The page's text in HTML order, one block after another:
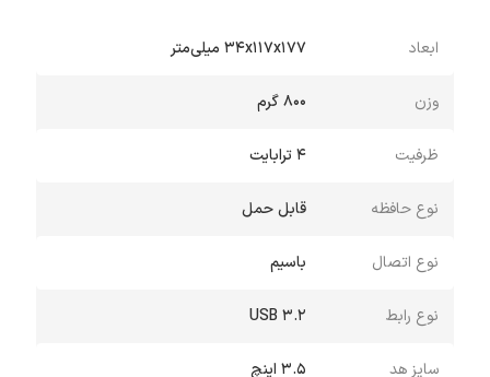
ابعاد 34x117x177 میلی‌متر
وزن 800 گرم
ظرفیت 4 ترابایت
نوع حافظه قابل حمل
نوع اتصال باسیم
نوع رابط USB 3.2
سایز هد 3.5 اینچ